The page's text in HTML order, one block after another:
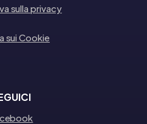
sulla privacy
sui Cookie